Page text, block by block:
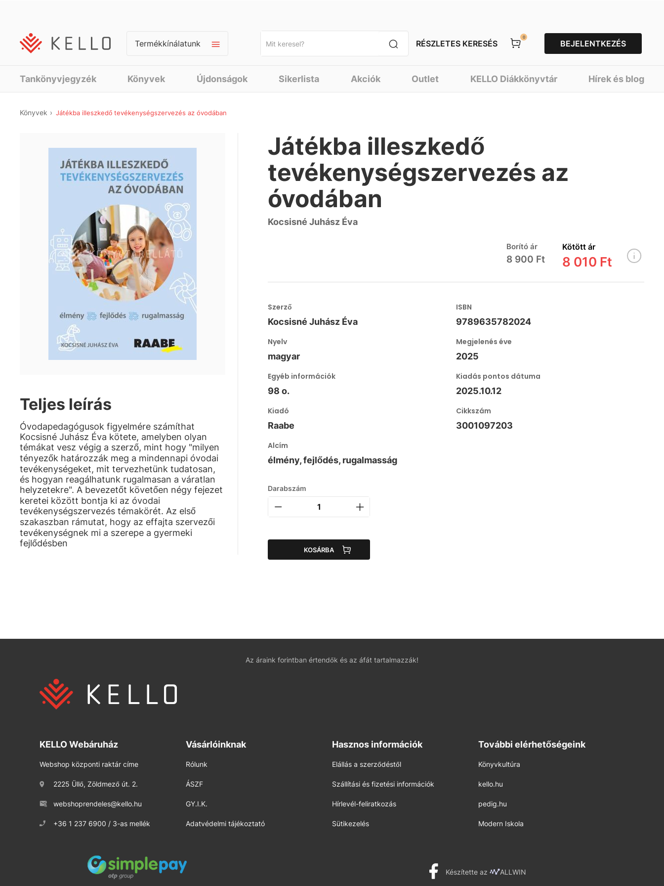
Termékkínálatunk RÉSZLETES KERESÉS
0
BEJELENTKEZÉS
Tankönyvjegyzék Könyvek Újdonságok Sikerlista Akciók Outlet KELLO Diákkönyvtár Hírek és blog
Könyvek Játékba illeszkedő tevékenységszervezés az óvodában
Teljes leírás
Óvodapedagógusok figyelmére számíthat
Kocsisné Juhász Éva kötete, amelyben olyan
témákat vesz végig a szerző, mint hogy "milyen
tényezők határozzák meg a mindennapi óvodai
tevékenységeket, mit tervezhetünk tudatosan,
és hogyan reagálhatunk rugalmasan a váratlan
helyzetekre". A bevezetőt követően négy fejezet
keretei között bontja ki az óvodai
tevékenységszervezés témakörét. Az első
szakaszban rámutat, hogy az effajta szervezői
tevékenységnek mi a szerepe a gyermeki
fejlődésben
Játékba illeszkedő
tevékenységszervezés az
óvodában
Kocsisné Juhász Éva
Borító ár
8 900 Ft
Kötött ár
8 010 Ft
Szerző
Kocsisné Juhász Éva
ISBN
9789635782024
Nyelv
magyar
Megjelenés éve
2025
Egyéb információk
98 o.
Kiadás pontos dátuma
2025.10.12
Kiadó
Raabe
Cikkszám
3001097203
Alcím
élmény, fejlődés, rugalmasság
Darabszám
KOSÁRBA
Az áraink forintban értendők és az áfát tartalmazzák!
KELLO Webáruház
Webshop központi raktár címe
2225 Üllő, Zöldmező út. 2.
webshoprendeles@kello.hu
+36 1 237 6900 / 3-as mellék
Vásárlóinknak
Rólunk
ÁSZF
GY.I.K.
Adatvédelmi tájékoztató
Hasznos információk
Elállás a szerződéstől
Szállítási és fizetési információk
Hírlevél-feliratkozás
Sütikezelés
További elérhetőségeink
Könyvkultúra
kello.hu
pedig.hu
Modern Iskola
Készítette az ALLWIN